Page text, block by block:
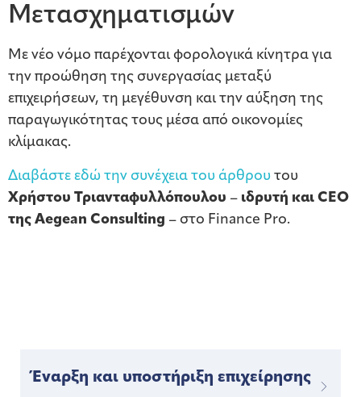
Μετασχηματισμών
Με νέο νόμο παρέχονται φορολογικά κίνητρα για
την προώθηση της συνεργασίας μεταξύ
επιχειρήσεων, τη μεγέθυνση και την αύξηση της
παραγωγικότητας τους μέσα από οικονομίες
κλίμακας.
Διαβάστε εδώ την συνέχεια του άρθρου του
Χρήστου Τριανταφυλλόπουλου – ιδρυτή και CEO
της Aegean Consulting – στο Finance Pro.
Έναρξη και υποστήριξη επιχείρησης